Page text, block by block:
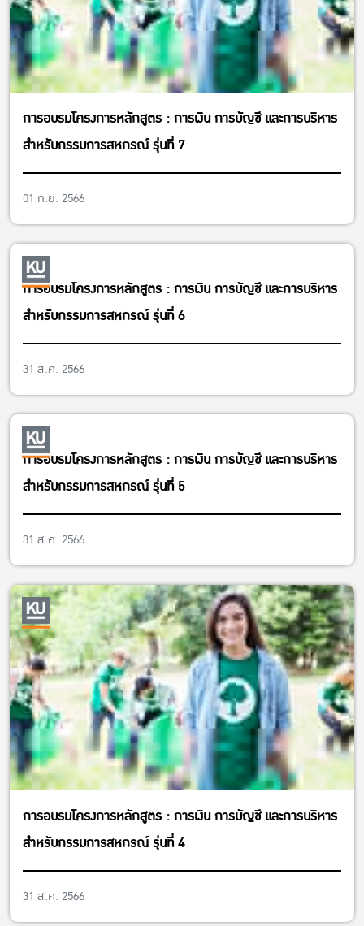
การอบรมโครงการหลักสูตร : การเงิน การบัญชี และการบริหาร
สำหรับกรรมการสหกรณ์ รุ่นที่ 7
01 ก.ย. 2566
การอบรมโครงการหลักสูตร : การเงิน การบัญชี และการบริหาร
สำหรับกรรมการสหกรณ์ รุ่นที่ 6
31 ส.ค. 2566
การอบรมโครงการหลักสูตร : การเงิน การบัญชี และการบริหาร
สำหรับกรรมการสหกรณ์ รุ่นที่ 5
31 ส.ค. 2566
การอบรมโครงการหลักสูตร : การเงิน การบัญชี และการบริหาร
สำหรับกรรมการสหกรณ์ รุ่นที่ 4
31 ส.ค. 2566